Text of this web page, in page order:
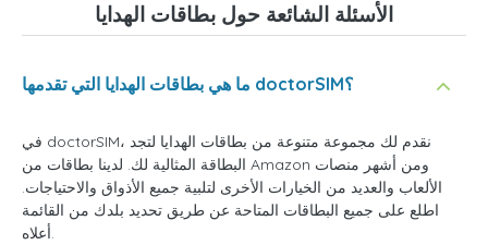
الأسئلة الشائعة حول بطاقات الهدايا
ما هي بطاقات الهدايا التي تقدمها doctorSIM؟
في doctorSIM، نقدم لك مجموعة متنوعة من بطاقات الهدايا لتجد
البطاقة المثالية لك. لدينا بطاقات من Amazon ومن أشهر منصات
الألعاب والعديد من الخيارات الأخرى لتلبية جميع الأذواق والاحتياجات.
اطلع على جميع البطاقات المتاحة عن طريق تحديد بلدك من القائمة
أعلاه.